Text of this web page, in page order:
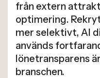
från extern
optimering.
mer selektivt, AI
används
lönetransparens
branschen.